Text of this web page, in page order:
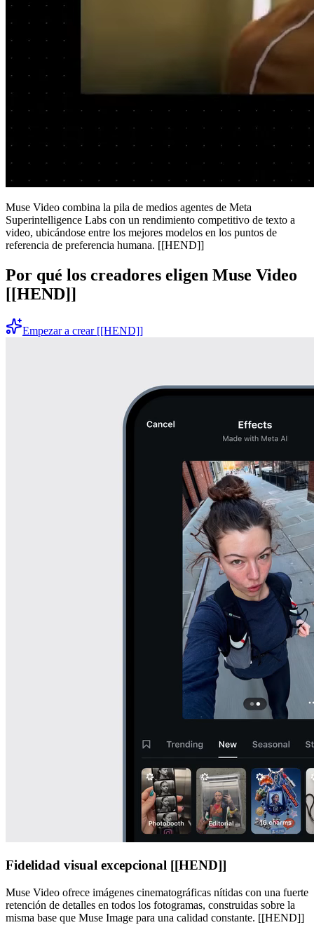
Muse Video combina la pila de medios agentes de Meta
Superintelligence Labs con un rendimiento competitivo de texto a
video, ubicándose entre los mejores modelos en los puntos de
referencia de preferencia humana. [[HEND]]
Por qué los creadores eligen Muse Video
[[HEND]]
Empezar a crear [[HEND]]
Fidelidad visual excepcional [[HEND]]
Muse Video ofrece imágenes cinematográficas nítidas con una fuerte
retención de detalles en todos los fotogramas, construidas sobre la
misma base que Muse Image para una calidad constante. [[HEND]]